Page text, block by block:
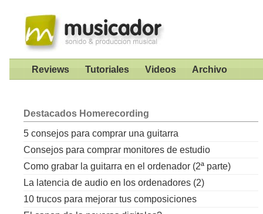
Reviews Tutoriales Videos Archivo
Destacados Homerecording
5 consejos para comprar una guitarra
Consejos para comprar monitores de estudio
Como grabar la guitarra en el ordenador (2ª parte)
La latencia de audio en los ordenadores (2)
10 trucos para mejorar tus composiciones